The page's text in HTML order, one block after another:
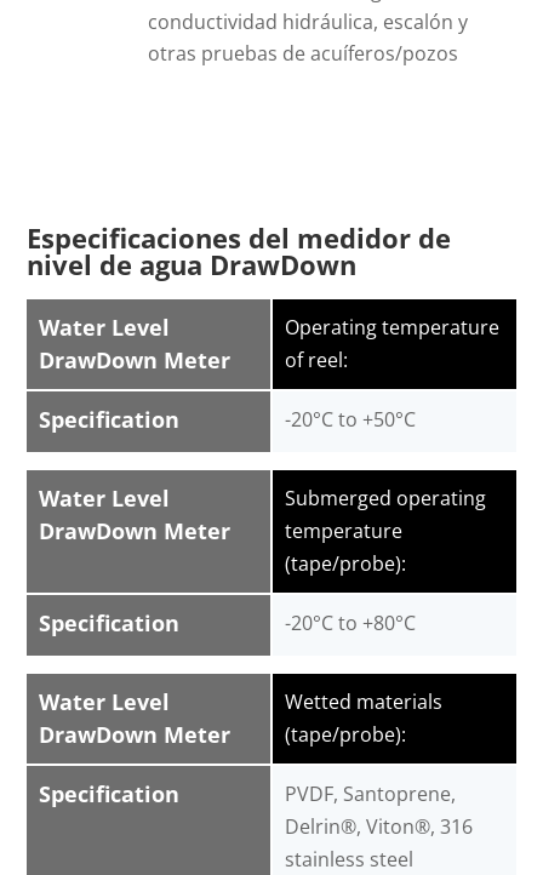
conductividad hidráulica, escalón y
otras pruebas de acuíferos/pozos
Especificaciones del medidor de
nivel de agua DrawDown
Water Level
DrawDown Meter
Specification
Operating temperature
of reel:
-20°C to +50°C
Water Level
DrawDown Meter
Specification
Submerged operating
temperature
(tape/probe):
-20°C to +80°C
Water Level
DrawDown Meter
Specification
Wetted materials
(tape/probe):
PVDF, Santoprene,
Delrin®, Viton®, 316
stainless steel